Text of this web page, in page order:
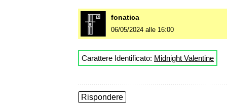
fonatica
06/05/2024 alle 16:00
Carattere Identificato: Midnight Valentine
Rispondere